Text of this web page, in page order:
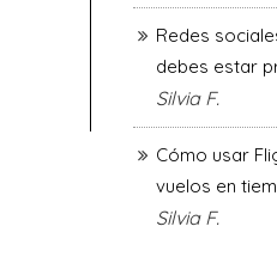
Redes
debes estar
Silvia F.
Cómo usar
vuelos en
Silvia F.